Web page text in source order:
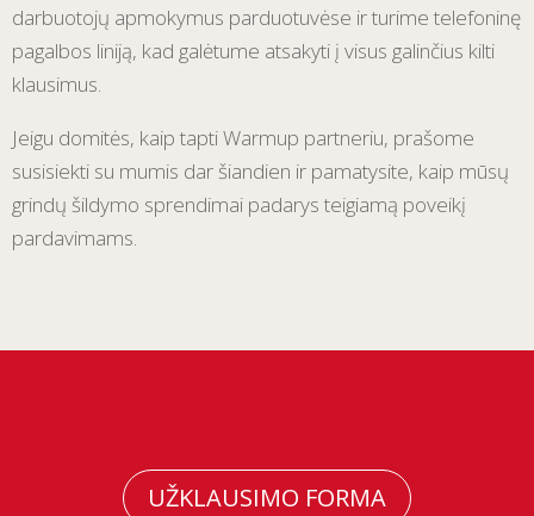
darbuotojų apmokymus parduotuvėse ir turime telefoninę
pagalbos liniją, kad galėtume atsakyti į visus galinčius kilti
klausimus.
Jeigu domitės, kaip tapti Warmup partneriu, prašome
susisiekti su mumis dar šiandien ir pamatysite, kaip mūsų
grindų šildymo sprendimai padarys teigiamą poveikį
pardavimams.
UŽKLAUSIMO FORMA